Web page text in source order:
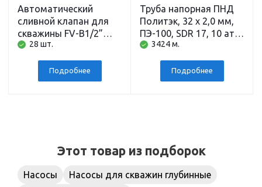
Автоматический
сливной клапан для
скважины FV-B1/2”
BELAMOS
28 шт.
Подробнее
Труба напорная ПНД
Политэк, 32 x 2,0 мм,
ПЭ-100, SDR 17, 10 атм,
200 м3424 м.
Подробнее
Этот товар из подборок
Насосы
Насосы для скважин глубинные